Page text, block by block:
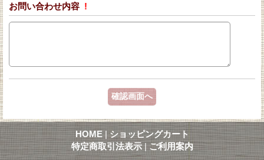
お問い合わせ内容 !
HOME | ショッピングカート
特定商取引法表示 | ご利用案内